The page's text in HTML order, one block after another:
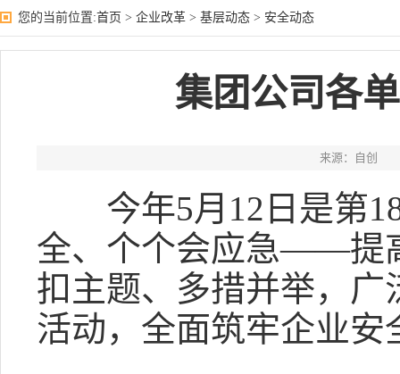
您的当前位置:首页 > 企业改革 > 基层动态 > 安全动态
集团公司各
来源：自创
今年5月12日是第18
全、个个会应急——提
扣主题、多措并举，
活动，全面筑牢企业安